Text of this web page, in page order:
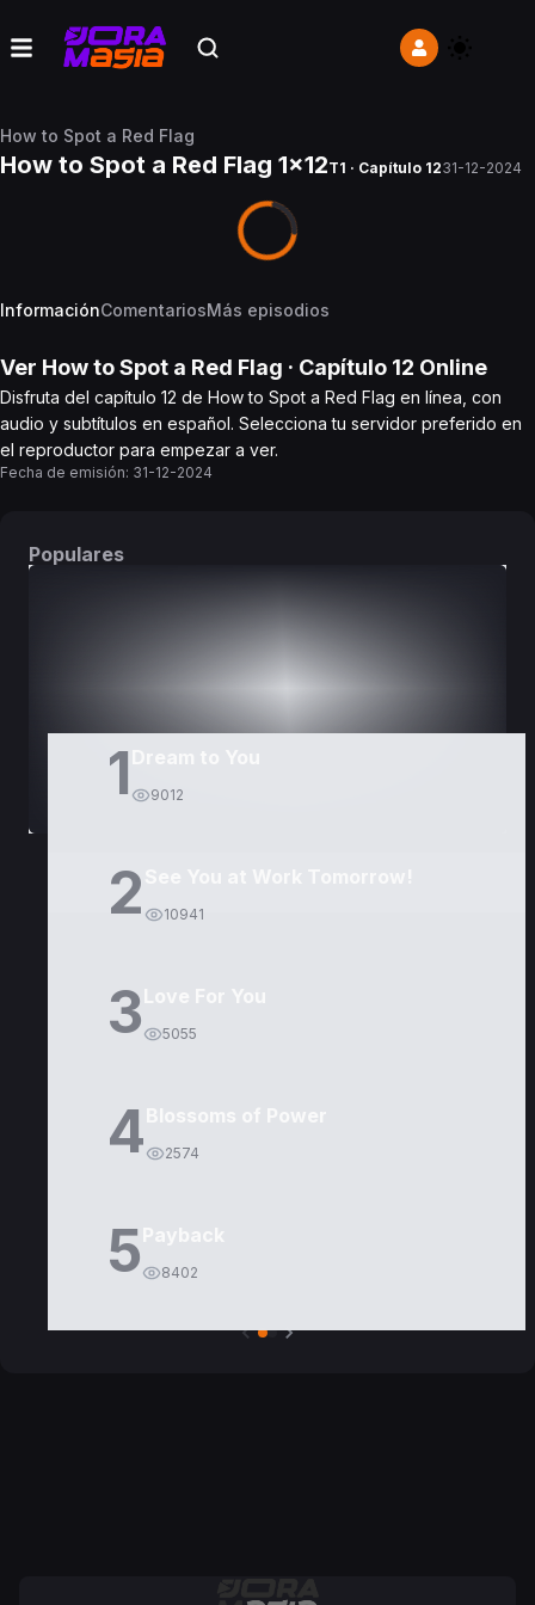
How to Spot a Red Flag
How to Spot a Red Flag 1x12T1 · Capítulo 1231-12-2024
InformaciónComentariosMás episodios
Ver How to Spot a Red Flag · Capítulo 12 Online
Disfruta del capítulo 12 de How to Spot a Red Flag en línea, con
audio y subtítulos en español. Selecciona tu servidor preferido en
el reproductor para empezar a ver.
Fecha de emisión: 31-12-2024
Populares
1 9012
2 10941
3 5055
4 2574
5 8402